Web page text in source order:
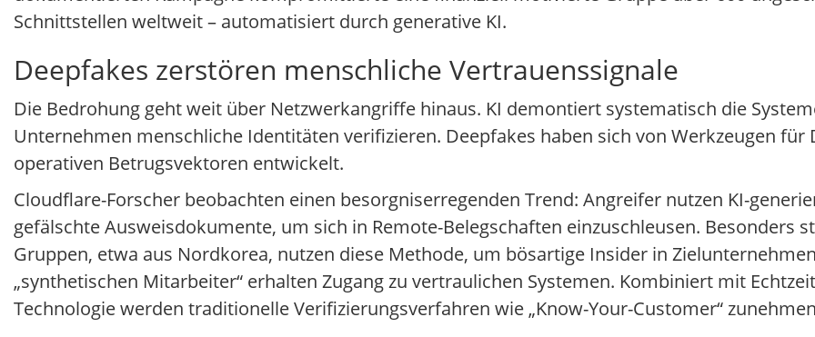
Schnittstellen weltweit – automatisiert durch generative KI.
Deepfakes zerstören menschliche Vertrauenssignale
Die Bedrohung geht weit über Netzwerkangriffe hinaus. KI demontiert systematisch die
Unternehmen menschliche Identitäten verifizieren. Deepfakes haben sich von Werkzeugen
operativen Betrugsvektoren entwickelt.
Cloudflare-Forscher beobachten einen besorgniserregenden Trend: Angreifer nutzen KI-
gefälschte Ausweisdokumente, um sich in Remote-Belegschaften einzuschleusen. Besonders
Gruppen, etwa aus Nordkorea, nutzen diese Methode, um bösartige Insider in
„synthetischen Mitarbeiter“ erhalten Zugang zu vertraulichen Systemen. Kombiniert mit
Technologie werden traditionelle Verifizierungsverfahren wie „Know-Your-Customer“